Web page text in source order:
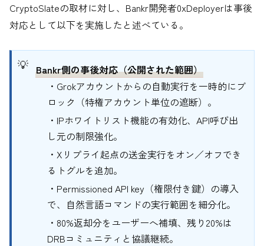
CryptoSlateの取材に対し、Bankr開発者0xDeployerは事後
対応として以下を実施したと述べている。
Bankr側の事後対応（公開された範囲）
・Grokアカウントからの自動実行を一時的にブ
ロック（特権アカウント単位の遮断）。
・IPホワイトリスト機能の有効化、API呼び出
し元の制限強化。
・Xリプライ起点の送金実行をオン／オフでき
るトグルを追加。
・Permissioned API key（権限付き鍵）の導入
で、自然言語コマンドの実行範囲を細分化。
・80%返却分をユーザーへ補填、残り20%は
DRBコミュニティと協議継続。